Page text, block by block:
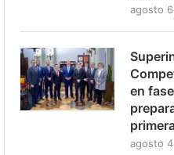
agosto
en
agosto